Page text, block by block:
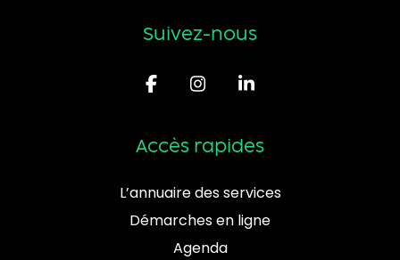
Suivez-nous
Accès rapides
L’annuaire des services
Démarches en ligne
Agenda